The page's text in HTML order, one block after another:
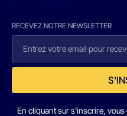
RECEVEZ NOTRE NEWSLETTER
En cliquant sur s'inscrire,